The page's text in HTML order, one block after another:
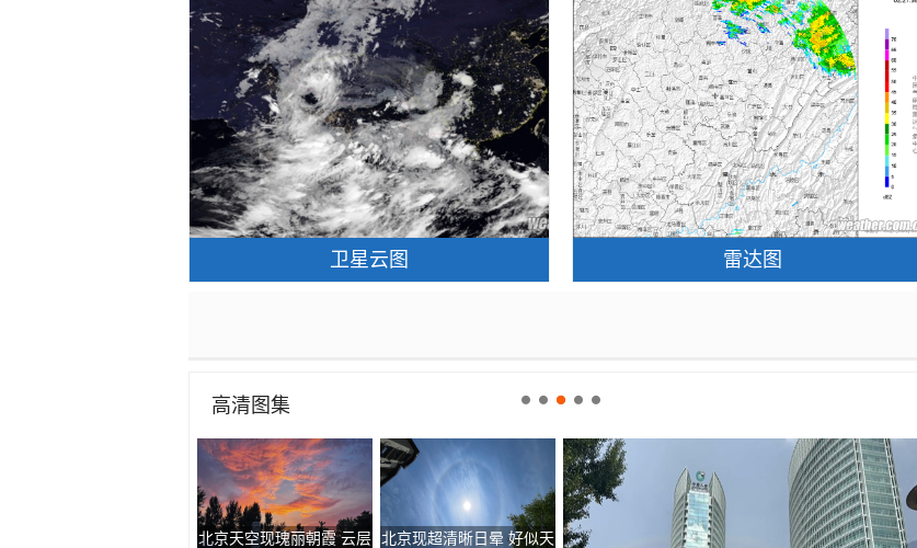
卫星云图 雷达图
高清图集
北京天空现瑰丽朝霞 云层 北京现超清晰日晕 好似天